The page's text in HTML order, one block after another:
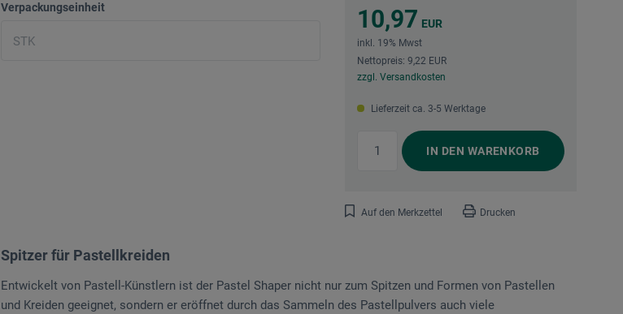
Verpackungseinheit 10,97 EUR
inkl. 19% Mwst
Nettopreis: 9,22 EUR
zzgl. Versandkosten
Lieferzeit ca. 3-5 Werktage
IN DEN WARENKORB
Auf den Merkzettel Drucken
Spitzer für Pastellkreiden
Entwickelt von Pastell-Künstlern ist der Pastel Shaper nicht nur zum Spitzen und Formen von Pastellen
und Kreiden geeignet, sondern er eröffnet durch das Sammeln des Pastellpulvers auch viele